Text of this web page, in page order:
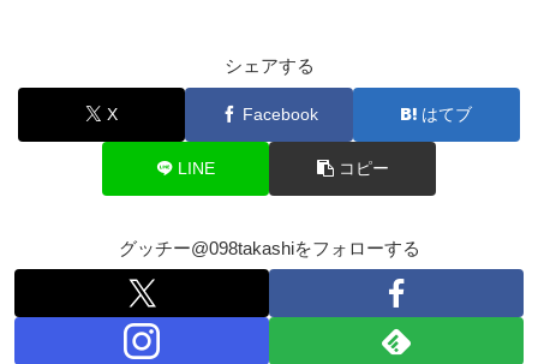
シェアする
X Facebook はてブ
LINE コピー
グッチー@098takashiをフォローする